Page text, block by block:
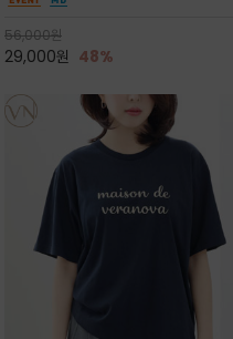
56,000원
29,000원 48%